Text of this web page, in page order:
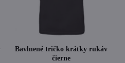
Bavlnené tričko krátky rukáv
čierne